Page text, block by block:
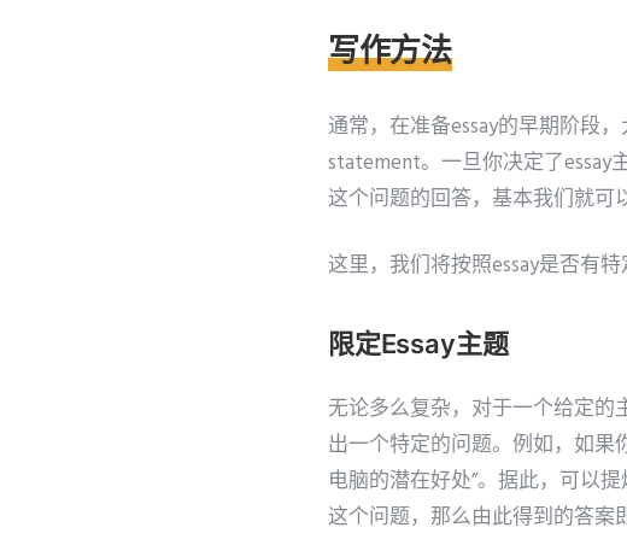
写作方法
通常，在准备essay的早期阶段
statement。一旦你决定了essay
这个问题的回答，基本我们就可
这里，我们将按照essay是否有
限定Essay主题
无论多么复杂，对于一个给定
出一个特定的问题。例如，如果
电脑的潜在好处”。据此，可以
这个问题，那么由此得到的答案